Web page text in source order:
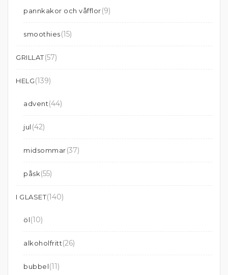
pannkakor och våfflor(9)
smoothies(15)
GRILLAT(57)
HELG(139)
advent(44)
jul (42)
midsommar(37)
påsk(55)
I GLASET(140)
öl(10)
alkoholfritt(26)
bubbel(11)